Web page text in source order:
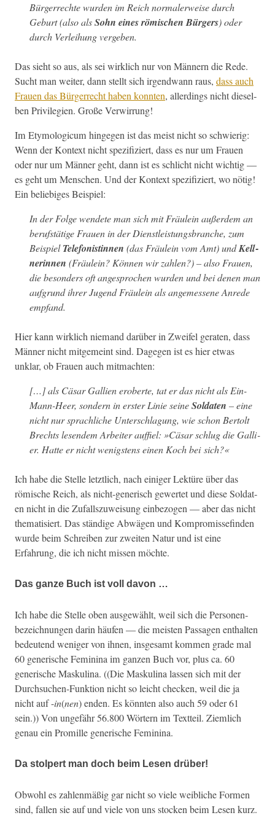
Bürg­er­rechte wur­den im Reich nor­maler­weise durch
Geburt (also alsSohn eines römis­chen Bürg­ers) oder
durch Ver­lei­hung vergeben.
Das sieht so aus, als sei wirk­lich nur von Män­nern die Rede.
Sucht man weit­er, dann stellt sich irgend­wann raus, dass auch
Frauen das Bürg­er­recht haben kon­nten, allerd­ings nicht diesel­
ben Priv­i­legien. Große Verwirrung!
Im Ety­mo­log­icum hinge­gen ist das meist nicht so schwierig:
Wenn der Kon­text nicht spez­i­fiziert, dass es nur um Frauen
oder nur um Män­ner geht, dann ist es schlicht nicht wichtig —
es geht um Men­schen. Und der Kon­text spez­i­fiziert, wo nötig!
Ein beliebiges Beispiel:
In der Folge wen­dete man sich mitFräuleinaußer­dem an
beruf­stätige Frauen in der Dien­stleis­tungs­branche, zum
BeispielTele­fon­istin­nen (das Fräulein vom Amt) undKell­
ner­in­nen (Fräulein? Kön­nen wir zahlen?) – also Frauen,
die beson­ders oft ange­sprochen wur­den und bei denen man
auf­grund ihrer JugendFräuleinals angemessene Anrede
empfand.
Hier kann wirk­lich nie­mand darüber in Zweifel ger­at­en, dass
Män­ner nicht mit­ge­meint sind. Dage­gen ist es hier etwas
unklar, ob Frauen auch mitmachten:
[…] als CäsarGal­lien eroberte, tat er das nicht als Ein-
Mann-Heer, son­dern in erster Lin­ie seineSol­dat­en – eine
nicht nur sprach­liche Unter­schla­gung, wie schon Bertolt
Brechts lesen­dem Arbeit­er auffiel: »Cäsar schlug die Gal­li­
er. Hat­te er nicht wenig­stens einen Koch bei sich?«
Ich habe die Stelle let­ztlich, nach einiger Lek­türe über das
römis­che Reich, als nicht-gener­isch gew­ertet und diese Sol­dat­
en nicht in die Zufall­szuweisung ein­be­zo­gen — aber das nicht
the­ma­tisiert. Das ständi­ge Abwä­gen und Kom­pro­mis­sefind­en
wurde beim Schreiben zur zweit­en Natur und ist eine
Erfahrung, die ich nicht mis­sen möchte.
Das ganze Buch ist voll davon …
Ich habe die Stelle oben aus­gewählt, weil sich die Per­so­n­en­
beze­ich­nun­gen darin häufen — die meis­ten Pas­sagen enthal­ten
bedeu­tend weniger von ihnen, ins­ge­samt kom­men grade mal
60 gener­ische Fem­i­ni­na im ganzen Buch vor, plus ca. 60
gener­ische Maskuli­na. ((Die Maskuli­na lassen sich mit der
Durch­suchen-Funk­tion nicht so leicht check­en, weil die ja
nicht auf -in(nen) enden. Es kön­nten also auch 59 oder 61
sein.)) Von unge­fähr 56.800 Wörtern im Text­teil. Ziem­lich
genau ein Promille gener­ische Feminina.
Da stolpert man doch beim Lesen drüber!
Obwohl es zahlen­mäßig gar nicht so viele weib­liche For­men
sind, fall­en sie auf und viele von uns stock­en beim Lesen kurz.